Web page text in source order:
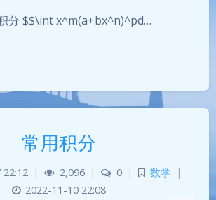
关闭 日落
分 $$\int x^m(a+bx^n)^pd…
常用积分
| 2,096 | 0 | 数学
|
2022-11-10 22:08